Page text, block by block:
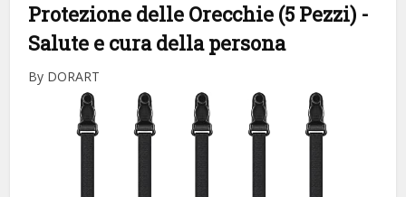
Protezione delle Orecchie (5 Pezzi) -
Salute e cura della persona
By DORART